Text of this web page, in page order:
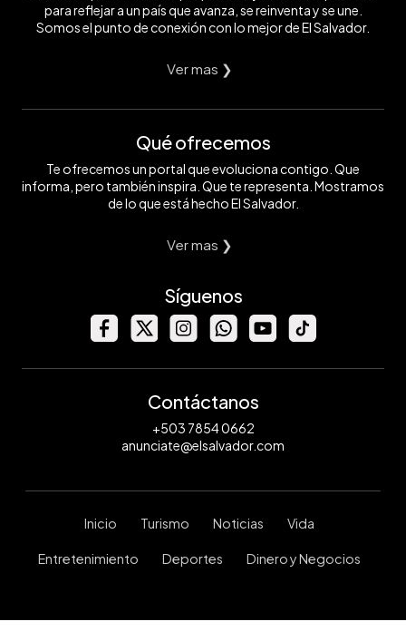
para reflejar a un país que avanza, se reinventa y se une.
Somos el punto de conexión con lo mejor de El Salvador.
Ver mas ❯
Qué ofrecemos
Te ofrecemos un portal que evoluciona contigo. Que
informa, pero también inspira. Que te representa. Mostramos
de lo que está hecho El Salvador.
Ver mas ❯
Síguenos
Contáctanos
+503 7854 0662
anunciate@elsalvador.com
Inicio Turismo Noticias Vida
Entretenimiento Deportes Dinero y Negocios